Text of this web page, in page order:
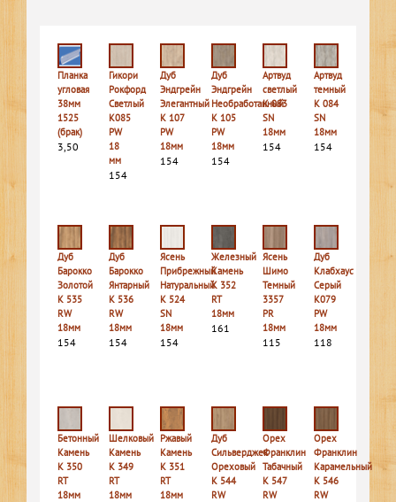
Планка
угловая
38мм
1525
(брак)
3,50
Гикори
Рокфорд
Светлый
K085
PW
18
мм
154
Дуб
Эндгрейн
Элегантный
K 107
PW
18мм
154
Дуб
Эндгрейн
Необработанный
K 105
PW
18мм
154
Артвуд
светлый
K 083
SN
18мм
154
Артвуд
темный
K 084
SN
18мм
154
Дуб
Барокко
Золотой
K 535
RW
18мм
154
Дуб
Барокко
Янтарный
K 536
RW
18мм
154
Ясень
Прибрежный
Натуральный
K 524
SN
18мм
154
Железный
Камень
K 352
RT
18мм
161
Ясень
Шимо
Темный
3357
PR
18мм
115
Дуб
Клабхаус
Серый
K079
PW
18мм
118
Бетонный
Камень
K 350
RT
18мм
Шелковый
Камень
K 349
RT
18мм
Ржавый
Камень
K 351
RT
18мм
Дуб
Сильверджек
Ореховый
K 544
RW
Орех
Франклин
Табачный
K 547
RW
Орех
Франклин
Карамельный
K 546
RW